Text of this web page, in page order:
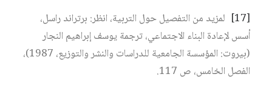
[17]
لمزيد من التفصيل حول التربية، انظر: برتراند راسل،
أسس لإعادة البناء الاجتماعي، ترجمة يوسف إبراهيم النجار
(بيروت: المؤسسة الجامعية للدراسات والنشر والتوزيع، 1987)،
الفصل الخامس، ص 117.